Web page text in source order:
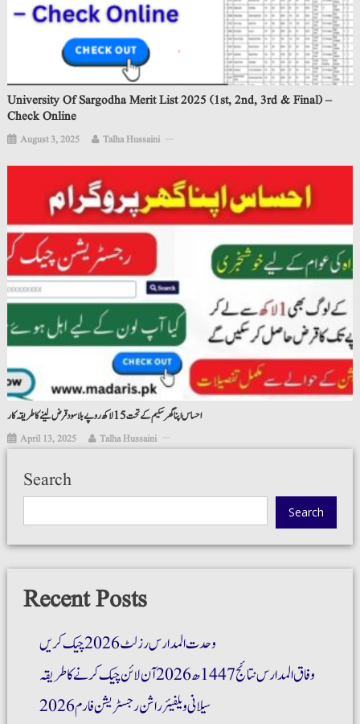
University Of Sargodha Merit List 2025 (1st, 2nd, 3rd & Final) –
Check Online
August 3, 2025 Talha Hussaini
احساس اپنا گھر سکیم کے تحت 15 لاکھ روپے بلا سود قرض لینے کا طریقہ کار
April 13, 2025 Talha Hussaini
Search
Search
Recent Posts
وحدت المدارس رزلٹ 2026 چیک کریں
وفاق المدارس نتائج 1447ھ 2026 آن لائن چیک کرنے کا طریقہ
سیلانی ویلفیئر راشن رجسٹریشن فارم 2026